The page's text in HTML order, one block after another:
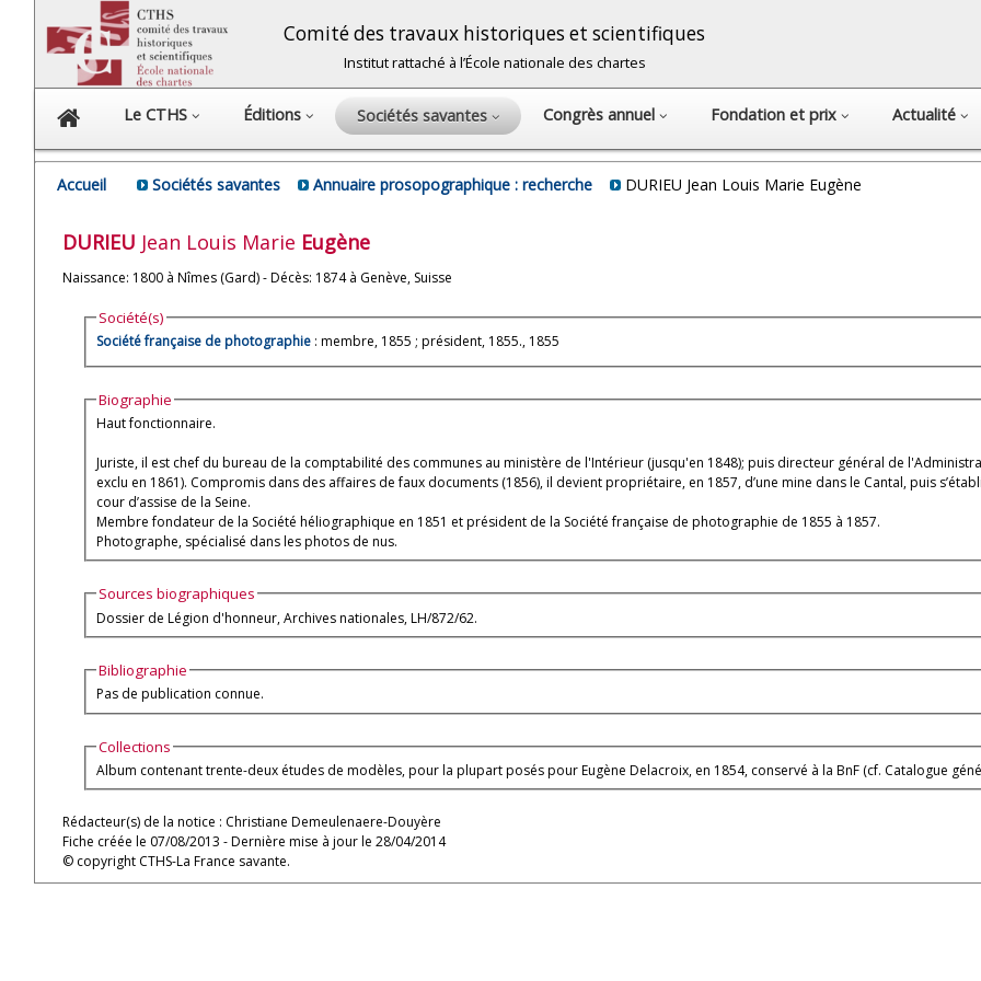
Comité des travaux historiques et scientifiques
Institut rattaché à l’École nationale des chartes
Le CTHS Éditions Sociétés savantes Congrès annuel Fondation et prix Actualité
Accueil Sociétés savantes Annuaire prosopographique : recherche DURIEU Jean Louis Marie Eugène
DURIEU Jean Louis Marie Eugène
Naissance: 1800 à Nîmes (Gard) - Décès: 1874 à Genève, Suisse
Société(s)
Société française de photographie : membre, 1855 ; président, 1855., 1855
Biographie
Haut fonctionnaire.
Juriste, il est chef du bureau de la comptabilité des communes au ministère de l'Intérieur (jusqu'en 1848); puis directeur général de
exclu en 1861). Compromis dans des affaires de faux documents (1856), il devient propriétaire, en 1857, d’une mine dans le Cantal, puis
cour d’assise de la Seine.
Membre fondateur de la Société héliographique en 1851 et président de la Société française de photographie de 1855 à 1857.
Photographe, spécialisé dans les photos de nus.
Sources biographiques
Dossier de Légion d'honneur, Archives nationales, LH/872/62.
Bibliographie
Pas de publication connue.
Collections
Album contenant trente-deux études de modèles, pour la plupart posés pour Eugène Delacroix, en 1854, conservé à la BnF (cf. Catalogue
Rédacteur(s) de la notice : Christiane Demeulenaere-Douyère
Fiche créée le 07/08/2013 - Dernière mise à jour le 28/04/2014
© copyright CTHS-La France savante.